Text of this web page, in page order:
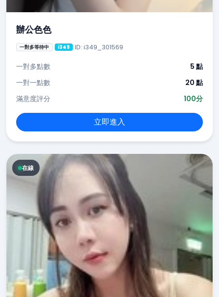
辦公色色
一對多等待中 i349 ID: i349_301569
一對多點數
5 點
一對一點數
20 點
滿意度評分
100分
立即進入
在線